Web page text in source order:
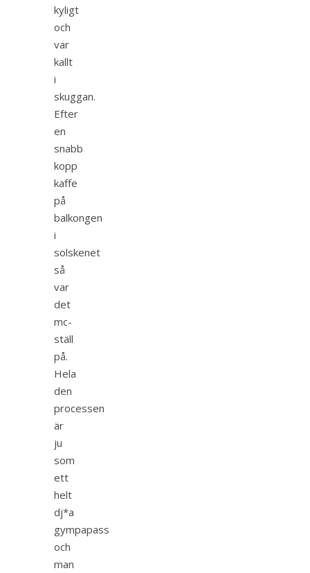
kyligt
och
var
kallt
i
skuggan.
Efter
en
snabb
kopp
kaffe
på
balkongen
i
solskenet
så
var
det
mc-
ställ
på.
Hela
den
processen
är
ju
som
ett
helt
dj*a
gympapass
och
man